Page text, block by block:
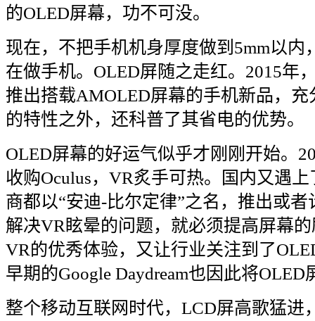
的OLED屏幕，功不可没。
现在，不把手机机身厚度做到 5mm以内
在做手机。 OLED屏随之走红。 2015年
推出搭载AMOLED屏幕的手机新品，充
的特性之外，还科普了其省电的优势。
OLED屏幕的好运气似乎才刚刚开始。
收购Oculus， VR炙手可热。国内又遇
商都以“安迪-比尔定律”之名，推出或者
解决VR眩晕的问题，就必须提高屏幕
VR的优秀体验，又让行业关注到了
早期的Google Daydream也因此将OLED
整个移动互联网时代， LCD屏高歌猛进